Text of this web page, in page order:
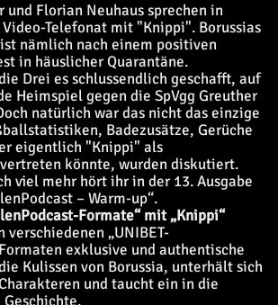
und Florian Neuhaus sprechen in
Video-Telefonat mit "Knippi". Borussias
nämlich nach einem positiven
in häuslicher Quarantäne.
Drei es schlussendlich geschafft, auf
Heimspiel gegen die SpVgg Greuther
natürlich war das nicht das einzige
Badezusätze, Gerüche
eigentlich "Knippi" als
könnte, wurden diskutiert.
viel mehr hört ihr in der 13. Ausgabe
– Warm-up“.
Formate“ mit „Knippi“
„UNIBET-
exklusive und authentische
Kulissen von Borussia, unterhält sich
und taucht ein in die